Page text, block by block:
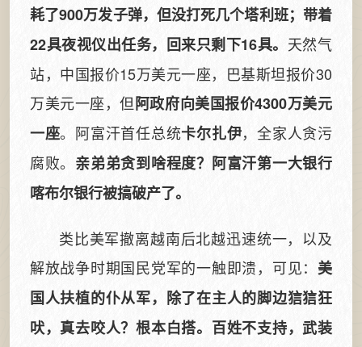
耗了900万发子弹，但没打死几个塔利班；带着
22具夜视仪出任务，回来只剩下16具。 天然气
站，中国报价15万美元一座，巴基斯坦报价30
万美元一座，但阿政府向美国报价4300万美元
一座。阿富汗首任总统卡尔扎伊，全家人贪污
腐败。 亲弟弟贪到啥程度？阿富汗第一大银行
喀布尔银行被搞破产了。
类比美军撤离越南后北越迅速统一，以及
解放战争时期国民党军的一触即溃，可见： 美
国人扶植的仆从军，除了在主人的脚边狺狺狂
吠，真去咬人？根本白搭。百姓不支持，武装